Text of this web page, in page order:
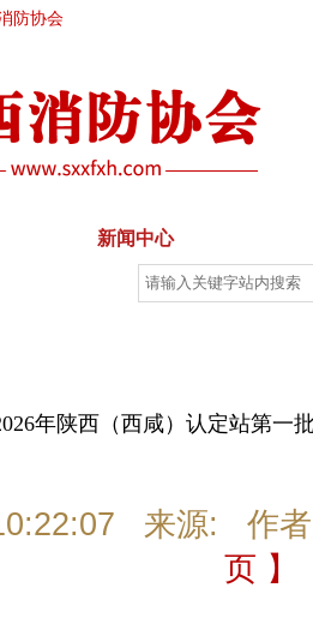
防协会
新闻中心
年陕西（西咸）认定站第一
来源: 作
页 】